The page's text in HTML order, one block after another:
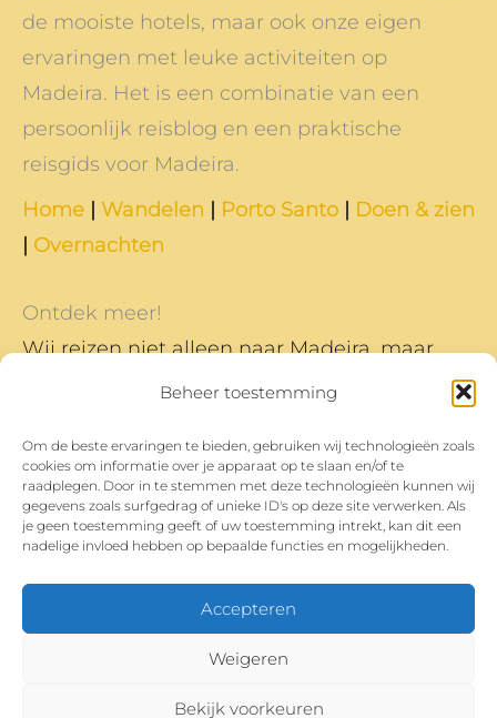
Beheer toestemming
Om de beste ervaringen te bieden, gebruiken wij technologieën zoals
cookies om informatie over je apparaat op te slaan en/of te
raadplegen. Door in te stemmen met deze technologieën kunnen wij
gegevens zoals surfgedrag of unieke ID's op deze site verwerken. Als
je geen toestemming geeft of uw toestemming intrekt, kan dit een
nadelige invloed hebben op bepaalde functies en mogelijkheden.
Accepteren
Weigeren
Bekijk voorkeuren
de mooiste hotels, maar ook onze eigen
ervaringen met leuke activiteiten op
Madeira. Het is een combinatie van een
persoonlijk reisblog en een praktische
reisgids voor Madeira.
Home | Wandelen | Porto Santo | Doen & zien
| Overnachten
Ontdek meer!
Wij reizen niet alleen naar Madeira, maar
naar nog veel meer plekken en daar
Dit is ons reisblog
Heb je vragen, opmerkingen of tips? Je kan
ons bereiken ophoi@waarzijnze.nl